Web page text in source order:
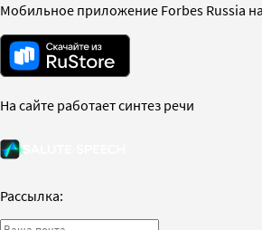
Мобильное приложение Forbes Russia
На сайте работает синтез речи
Рассылка: